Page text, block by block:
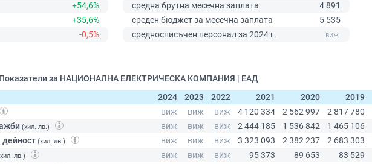
+54,6%
+35,6%
-0,5%
средна брутна месечна заплата
4 891
среден бюджет за месечна заплата
5 535
средносписъчен персонал за 2024 г.
Показатели за НАЦИОНАЛНА ЕЛЕКТРИЧЕСКА КОМПАНИЯ | ЕАД
2024
2023 2022 2021 2020
2019
(хил. лв.)
дейност (хил. лв.)
лв.)